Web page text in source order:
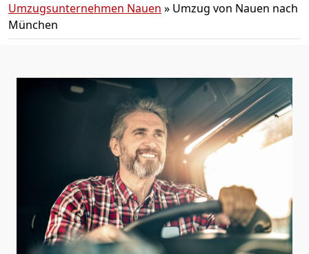
Umzugsunternehmen Nauen » Umzug von Nauen nach
München